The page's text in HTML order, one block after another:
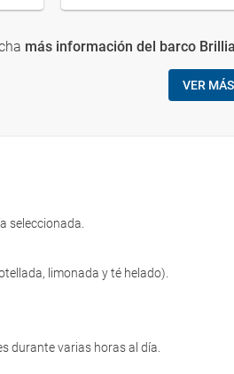
más información del barco
VER
seleccionada.
limonada y té helado).
durante varias horas al día.